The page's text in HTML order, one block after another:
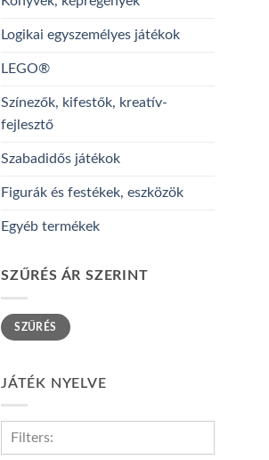
Logikai egyszemélyes játékok
LEGO®
Színezők, kifestők, kreatív-
fejlesztő
Szabadidős játékok
Figurák és festékek, eszközök
Egyéb termékek
SZŰRÉS ÁR SZERINT
Min
ár
Max
ár
SZŰRÉS
JÁTÉK NYELVE
Filters: